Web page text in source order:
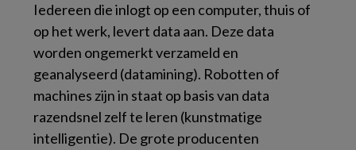
Iedereen die inlogt op een computer, thuis of
op het werk, levert data aan. Deze data
worden ongemerkt verzameld en
geanalyseerd (datamining). Robotten of
machines zijn in staat op basis van data
razendsnel zelf te leren (kunstmatige
intelligentie). De grote producenten